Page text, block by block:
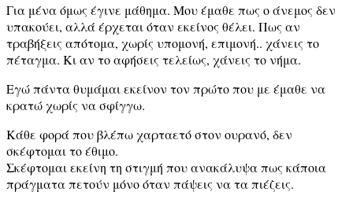
Για μένα όμως έγινε μάθημα. Μου έμαθε πως ο άνεμος δεν
υπακούει, αλλά έρχεται όταν εκείνος θέλει. Πως αν
τραβήξεις απότομα, χωρίς υπομονή, επιμονή.. χάνεις το
πέταγμα. Κι αν το αφήσεις τελείως, χάνεις το νήμα.
Εγώ πάντα θυμάμαι εκείνον τον πρώτο που με έμαθε να
κρατώ χωρίς να σφίγγω.
Κάθε φορά που βλέπω χαρταετό στον ουρανό, δεν
σκέφτομαι το έθιμο.
Σκέφτομαι εκείνη τη στιγμή που ανακάλυψα πως κάποια
πράγματα πετούν μόνο όταν πάψεις να τα πιέζεις.